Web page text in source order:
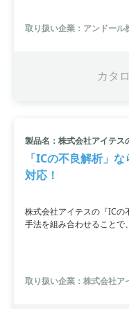
取り扱い企業：アンドール
カタ
製品名：株式会社アイテス
「ICの不良解析」
対応！
株式会社アイテスの『ICの
手法を組み合わせることで
貫して対応します。発光
PVC解析、拡散層エッチ
取り扱い企業：株式会社ア